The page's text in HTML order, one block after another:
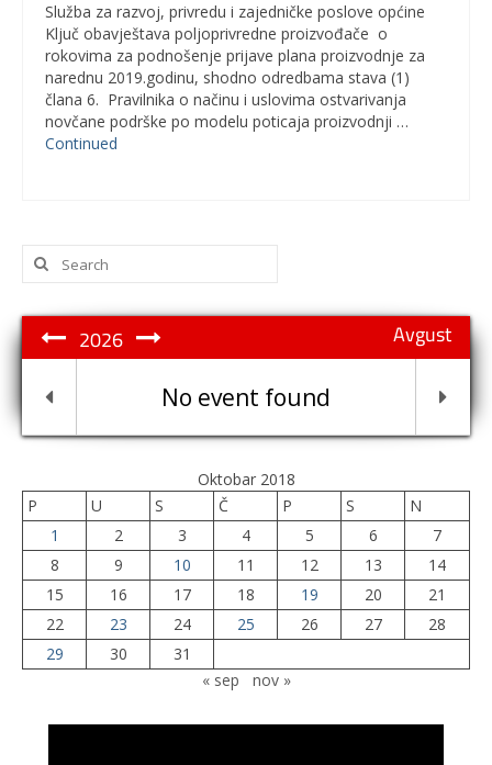
Služba za razvoj, privredu i zajedničke poslove općine
Ključ obavještava poljoprivredne proizvođače o
rokovima za podnošenje prijave plana proizvodnje za
narednu 2019.godinu, shodno odredbama stava (1)
člana 6. Pravilnika o načinu i uslovima ostvarivanja
novčane podrške po modelu poticaja proizvodnji …
Continued
Search
for:
Avgust
2026
No event found
Oktobar 2018
P
U S Č P S
N
1
2 3 4 5 6
7
8
9 10 11 12 13
14
15
16 17 18 19 20
21
22
23 24 25 26 27
28
29
30
31
« sep
nov »